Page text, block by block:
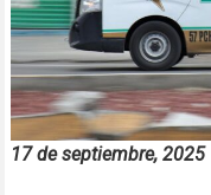
17 de septiembre, 2025